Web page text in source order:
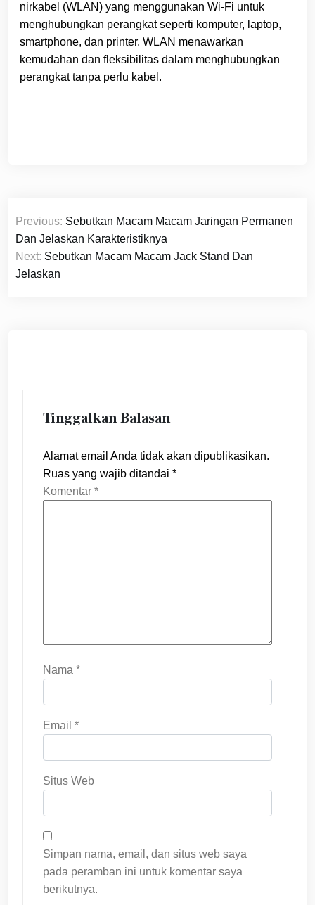
nirkabel (WLAN) yang menggunakan Wi-Fi untuk
menghubungkan perangkat seperti komputer, laptop,
smartphone, dan printer. WLAN menawarkan
kemudahan dan fleksibilitas dalam menghubungkan
perangkat tanpa perlu kabel.
Navigasi
pos
Previous: Sebutkan Macam Macam Jaringan Permanen
Dan Jelaskan Karakteristiknya
Next: Sebutkan Macam Macam Jack Stand Dan
Jelaskan
Tinggalkan Balasan
Alamat email Anda tidak akan dipublikasikan.
Ruas yang wajib ditandai *
Komentar *
Nama *
Email *
Situs Web
Simpan nama, email, dan situs web saya
pada peramban ini untuk komentar saya
berikutnya.